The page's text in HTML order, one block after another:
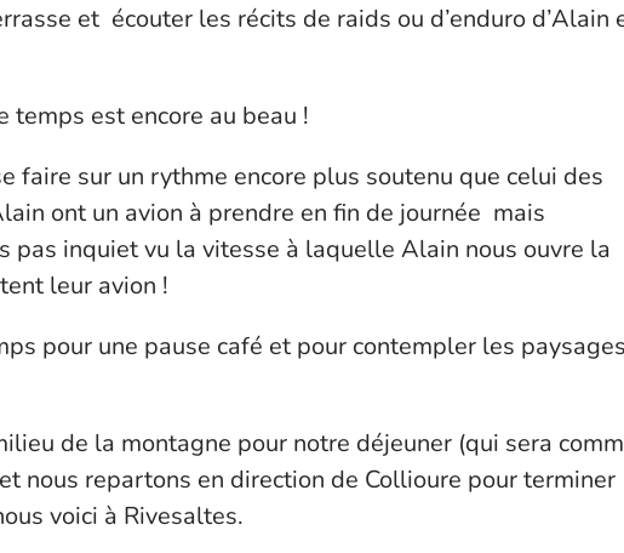
et écouter les récits de raids ou d’enduro d’Alain
temps est encore au beau !
faire sur un rythme encore plus soutenu que celui des
ont un avion à prendre en fin de journée mais
pas inquiet vu la vitesse à laquelle Alain nous ouvre la
leur avion !
pour une pause café et pour contempler les paysages
de la montagne pour notre déjeuner (qui sera
nous repartons en direction de Collioure pour terminer
voici à Rivesaltes.